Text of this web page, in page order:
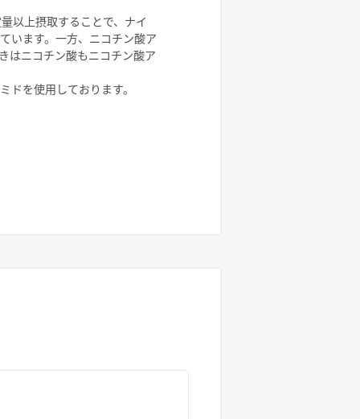
以上摂取することで、ナイ
います。一方、ニコチン酸ア
はニコチン酸もニコチン酸ア
を使用しております。